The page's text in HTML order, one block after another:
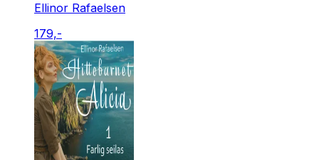
Ellinor Rafaelsen
179,-